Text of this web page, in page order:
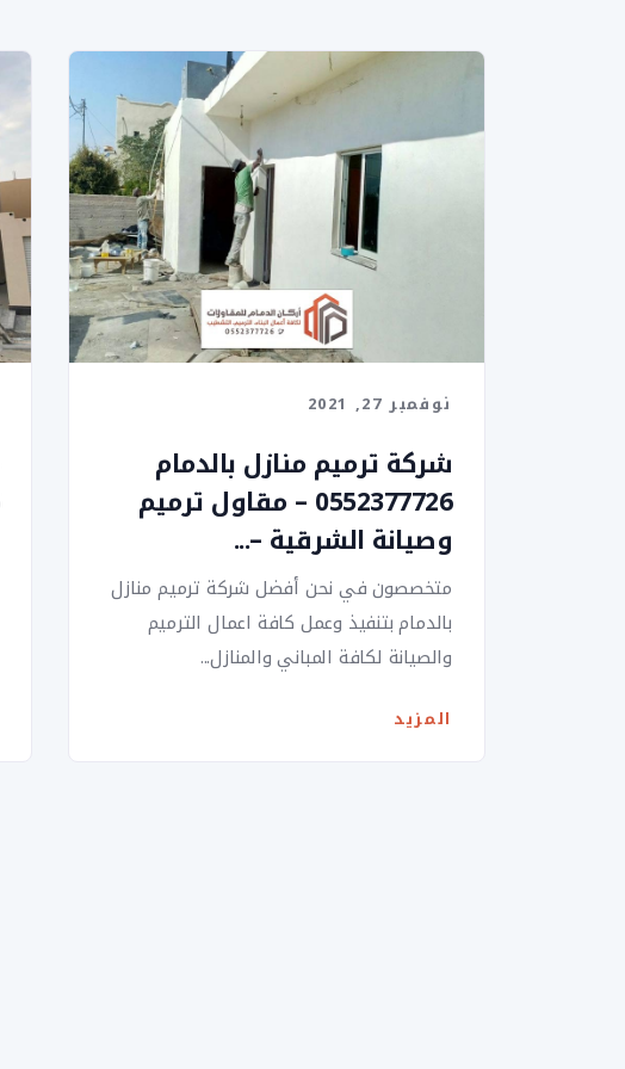
نوفمبر 27, 2021
شركة ترميم منازل بالدمام
0552377726 – مقاول ترميم
وصيانة الشرقية –...
متخصصون في نحن أفضل شركة ترميم منازل
بالدمام بتنفيذ وعمل كافة اعمال الترميم
والصيانة لكافة المباني والمنازل...
المزيد